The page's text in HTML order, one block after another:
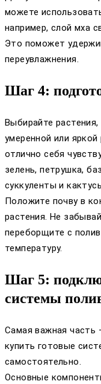
можете
например, слой мха
Это поможет
переувлажнения.
Шаг 4:
Выбирайте
умеренной или
отлично себя
зелень, петрушка,
суккуленты и
Положите почву в
растения. Не
переборщите с
температуру.
Шаг 5:
системы
Самая важная часть
купить готовые
самостоятельно.
Основные